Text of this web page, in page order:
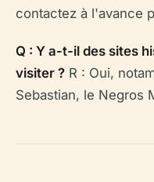
contactez à l'avance
Q : Y a-t-il des sites
visiter ? R : Oui,
Sebastian, le Negros